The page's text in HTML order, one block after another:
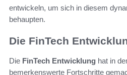
entwickeln, um sich in diesem
behaupten.
Die FinTech
Die FinTech Entwicklung hat in
bemerkenswerte Fortschritte